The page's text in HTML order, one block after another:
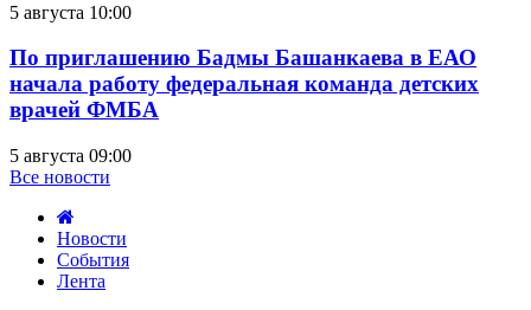
5 августа 10:00
По приглашению Бадмы Башанкаева в ЕАО
начала работу федеральная команда детских
врачей ФМБА
5 августа 09:00
Все новости
Новости
События
Лента